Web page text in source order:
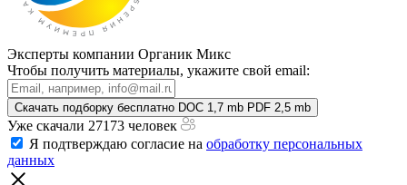
Эксперты компании Органик Микс
Чтобы получить материалы, укажите свой email:
Скачать подборку бесплатно DOC 1,7 mb PDF 2,5 mb
Уже скачали 27173 человек
Я подтверждаю согласие на обработку персональных
данных